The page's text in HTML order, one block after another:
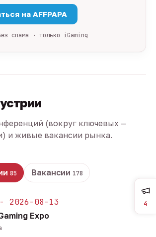
на AFFPAPA
спама · только iGaming
(вокруг ключевых —
и живые вакансии рынка.
85 Вакансии 178
2026-08-13
Expo
4